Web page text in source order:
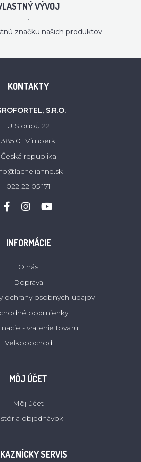
VÝVOJ
´
značku našich produktov
KONTAKTY
S.R.O.
U Sloupů 22
385 01 Vimperk
Česká republika
022 22 05 171
INFORMÁCIE
O nás
Doprava
ochrany osobných údajov
podmienky
- vratenie tovaru
Velkoobchod
MÔJ ÚČET
Môj účet
objednávok
SERVIS